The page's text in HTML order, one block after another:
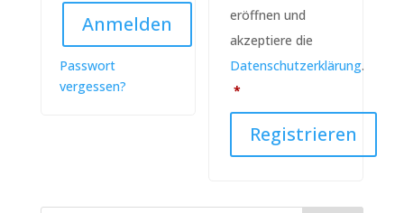
Anmelden
Passwort
vergessen?
eröffnen und
akzeptiere die
Datenschutzerklärung.
*
Registrieren